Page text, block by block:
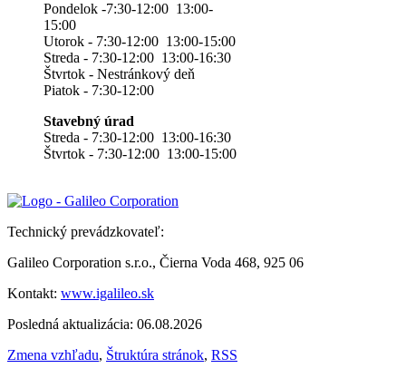
Pondelok -7:30-12:00 13:00-
15:00
Utorok - 7:30-12:00 13:00-15:00
Streda - 7:30-12:00 13:00-16:30
Štvrtok - Nestránkový deň
Piatok - 7:30-12:00
Stavebný úrad
Streda - 7:30-12:00 13:00-16:30
Štvrtok - 7:30-12:00 13:00-15:00
Technický prevádzkovateľ:
Galileo Corporation s.r.o., Čierna Voda 468, 925 06
Kontakt: www.igalileo.sk
Posledná aktualizácia: 06.08.2026
Zmena vzhľadu, Štruktúra stránok, RSS